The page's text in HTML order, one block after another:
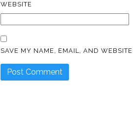
WEBSITE
SAVE MY NAME, EMAIL, AND